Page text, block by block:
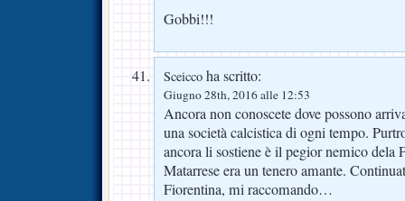
Gobbi!!!
Sceicco ha scritto:
Giugno 28th, 2016 alle 12:53
Ancora non conoscete dove possono
una società calcistica di ogni tempo.
ancora li sostiene è il pegior nemico dela
Matarrese era un tenero amante.
Fiorentina, mi raccomando…